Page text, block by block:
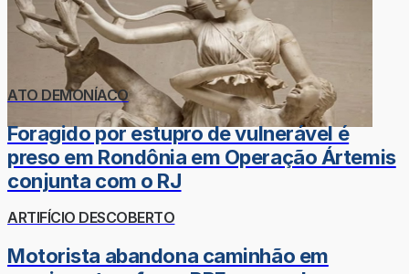
ATO DEMONÍACO
Foragido por estupro de vulnerável é
preso em Rondônia em Operação Ártemis
conjunta com o RJ
ARTIFÍCIO DESCOBERTO
Motorista abandona caminhão em